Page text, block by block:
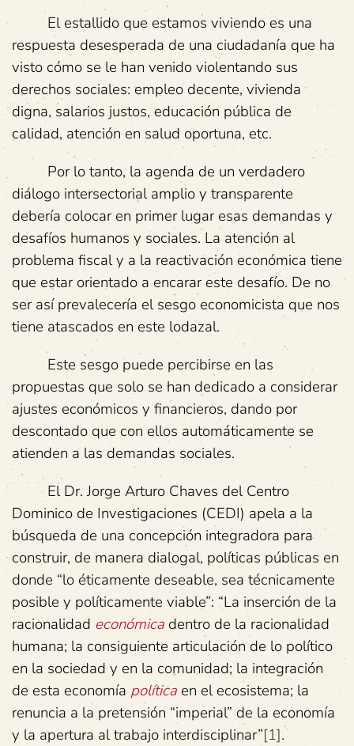
El estallido que estamos viviendo es una
respuesta desesperada de una ciudadanía que ha
visto cómo se le han venido violentando sus
derechos sociales: empleo decente, vivienda
digna, salarios justos, educación pública de
calidad, atención en salud oportuna, etc.
Por lo tanto, la agenda de un verdadero
diálogo intersectorial amplio y transparente
debería colocar en primer lugar esas demandas y
desafíos humanos y sociales. La atención al
problema fiscal y a la reactivación económica tiene
que estar orientado a encarar este desafío. De no
ser así prevalecería el sesgo economicista que nos
tiene atascados en este lodazal.
Este sesgo puede percibirse en las
propuestas que solo se han dedicado a considerar
ajustes económicos y financieros, dando por
descontado que con ellos automáticamente se
atienden a las demandas sociales.
El Dr. Jorge Arturo Chaves del Centro
Dominico de Investigaciones (CEDI) apela a la
búsqueda de una concepción integradora para
construir, de manera dialogal, políticas públicas en
donde “lo éticamente deseable, sea técnicamente
posible y políticamente viable”: “La inserción de la
racionalidad económica dentro de la racionalidad
humana; la consiguiente articulación de lo político
en la sociedad y en la comunidad; la integración
de esta economía política en el ecosistema; la
renuncia a la pretensión “imperial” de la economía
y la apertura al trabajo interdisciplinar”[1].